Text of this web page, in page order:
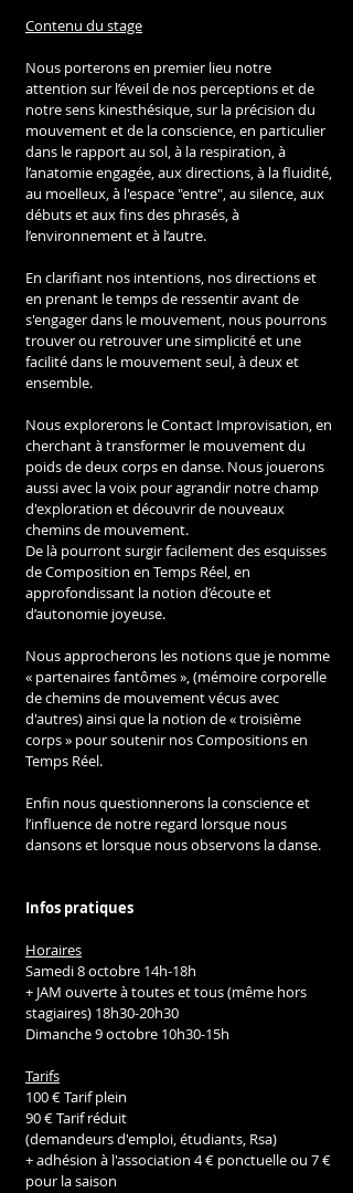
Contenu du stage
Nous porterons en premier lieu notre
attention sur l’éveil de nos perceptions et de
notre sens kinesthésique, sur la précision du
mouvement et de la conscience, en particulier
dans le rapport au sol, à la respiration, à
l’anatomie engagée, aux directions, à la fluidité,
au moelleux, à l'espace "entre", au silence, aux
débuts et aux fins des phrasés, à
l’environnement et à l’autre.
En clarifiant nos intentions, nos directions et
en prenant le temps de ressentir avant de
s'engager dans le mouvement, nous pourrons
trouver ou retrouver une simplicité et une
facilité dans le mouvement seul, à deux et
ensemble.
Nous explorerons le Contact Improvisation, en
cherchant à transformer le mouvement du
poids de deux corps en danse. Nous jouerons
aussi avec la voix pour agrandir notre champ
d'exploration et découvrir de nouveaux
chemins de mouvement.
De là pourront surgir facilement des esquisses
de Composition en Temps Réel, en
approfondissant la notion d’écoute et
d’autonomie joyeuse.
Nous approcherons les notions que je nomme
« partenaires fantômes », (mémoire corporelle
de chemins de mouvement vécus avec
d'autres) ainsi que la notion de « troisième
corps » pour soutenir nos Compositions en
Temps Réel.
Enfin nous questionnerons la conscience et
l’influence de notre regard lorsque nous
dansons et lorsque nous observons la danse.
Infos pratiques
Horaires
Samedi 8 octobre 14h-18h
+ JAM ouverte à toutes et tous (même hors
stagiaires) 18h30-20h30
Dimanche 9 octobre 10h30-15h
Tarifs
100 € Tarif plein
90 € Tarif réduit
(demandeurs d'emploi, étudiants, Rsa)
+ adhésion à l'association 4 € ponctuelle ou 7 €
pour la saison